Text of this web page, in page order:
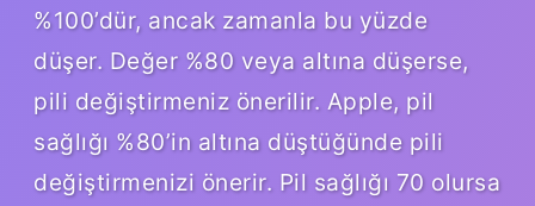
%100’dür, ancak zamanla bu yüzde
düşer. Değer %80 veya altına düşerse,
pili değiştirmeniz önerilir. Apple, pil
sağlığı %80’in altına düştüğünde pili
değiştirmenizi önerir. Pil sağlığı 70 olursa